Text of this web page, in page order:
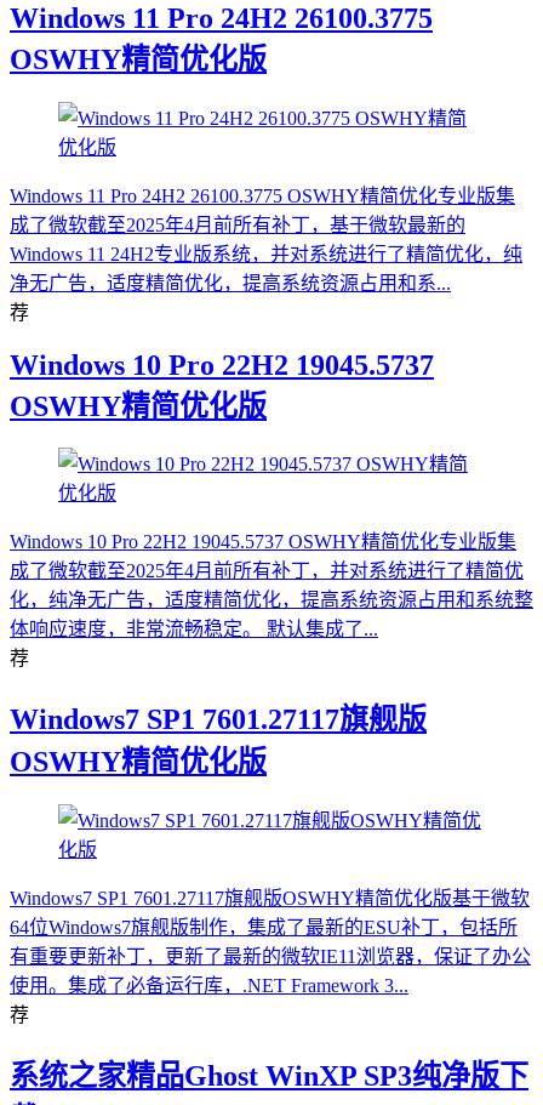
Windows 11 Pro 24H2 26100.3775
OSWHY精简优化版
Windows 11 Pro 24H2 26100.3775 OSWHY精简优化专业版集
成了微软截至2025年4月前所有补丁，基于微软最新的
Windows 11 24H2专业版系统，并对系统进行了精简优化，纯
净无广告，适度精简优化，提高系统资源占用和系...
荐
Windows 10 Pro 22H2 19045.5737
OSWHY精简优化版
Windows 10 Pro 22H2 19045.5737 OSWHY精简优化专业版集
成了微软截至2025年4月前所有补丁，并对系统进行了精简优
化，纯净无广告，适度精简优化，提高系统资源占用和系统整
体响应速度，非常流畅稳定。 默认集成了...
荐
Windows7 SP1 7601.27117旗舰版
OSWHY精简优化版
Windows7 SP1 7601.27117旗舰版OSWHY精简优化版基于微软
64位Windows7旗舰版制作，集成了最新的ESU补丁，包括所
有重要更新补丁，更新了最新的微软IE11浏览器，保证了办公
使用。集成了必备运行库，.NET Framework 3...
荐
系统之家精品Ghost WinXP SP3纯净版下